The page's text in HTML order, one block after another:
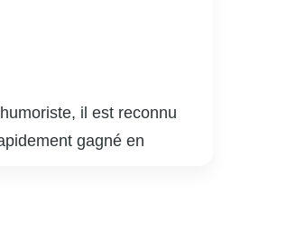
il est reconnu
gagné en
prix et distinctions,